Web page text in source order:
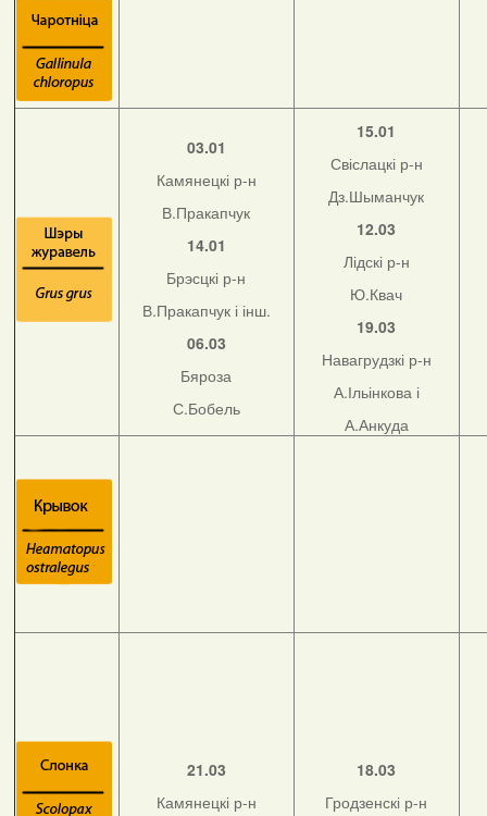
03.01
Камянецкі р-н
В.Пракапчук
14.01
Брэсцкі р-н
В.Пракапчук і інш.
06.03
Бяроза
С.Бобель
15.01
Свіслацкі р-н
Дз.Шыманчук
12.03
Лідскі р-н
Ю.Квач
19.03
Навагрудзкі р-н
А.Ільінкова і
А.Анкуда
21.03
Камянецкі р-н
18.03
Гродзенскі р-н